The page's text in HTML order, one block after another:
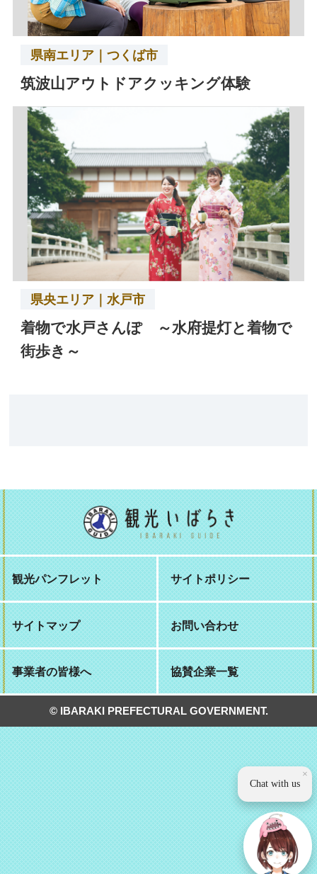
県南エリア｜つくば市
筑波山アウトドアクッキング体験
県央エリア｜水戸市
着物で水戸さんぽ ～水府提灯と着物で
街歩き～
観光パンフレット サイトポリシー
サイトマップ お問い合わせ
事業者の皆様へ 協賛企業一覧
© IBARAKI PREFECTURAL GOVERNMENT.
×
Chat with us